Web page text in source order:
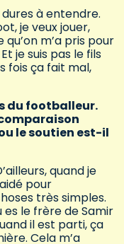
à entendre.
je veux jouer,
qu’on m’a pris pour
je suis pas le fils
fois ça fait mal,
du footballeur.
le soutien est-il
quand je
pour
très simples.
es le frère de Samir
il est parti, ça
Cela m’a